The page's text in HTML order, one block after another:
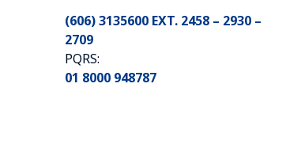
(606) 3135600 EXT. 2458 – 2930 –
2709
PQRS:
01 8000 948787